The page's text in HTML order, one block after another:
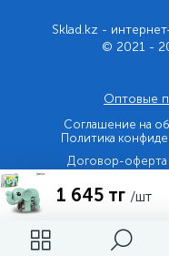
1 645 тг /шт
Sklad.kz -
© 2021 -
Оптовые
Соглашение на
Политика
Договор-оферта
Договор-